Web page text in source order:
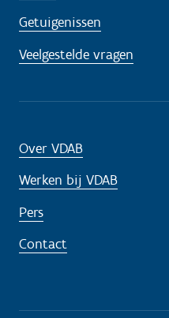
Getuigenissen
Veelgestelde vragen
Over VDAB
Werken bij VDAB
Pers
Contact